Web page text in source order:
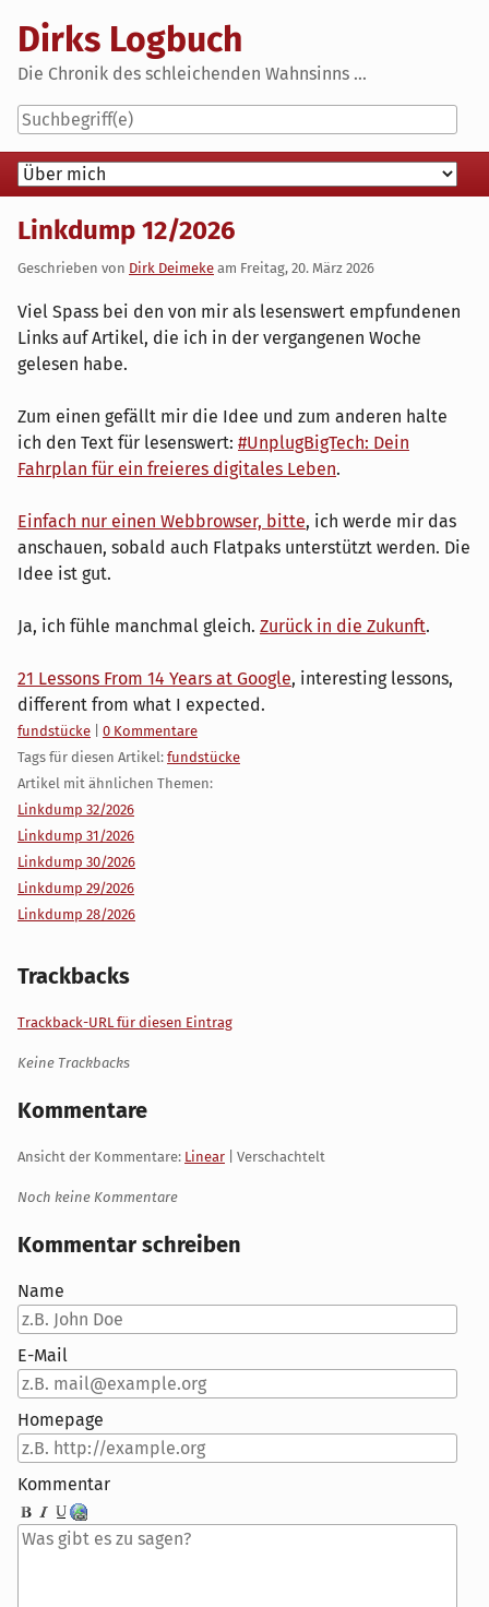
content
Dirks Logbuch
Die Chronik des schleichenden Wahnsinns ...
Navigation
Linkdump 12/2026
Geschrieben von Dirk Deimeke am Freitag, 20. März 2026
Viel Spass bei den von mir als lesenswert empfundenen
Links auf Artikel, die ich in der vergangenen Woche
gelesen habe.
Zum einen gefällt mir die Idee und zum anderen halte
ich den Text für lesenswert: #UnplugBigTech: Dein
Fahrplan für ein freieres digitales Leben.
Einfach nur einen Webbrowser, bitte, ich werde mir das
anschauen, sobald auch Flatpaks unterstützt werden. Die
Idee ist gut.
Ja, ich fühle manchmal gleich. Zurück in die Zukunft.
21 Lessons From 14 Years at Google, interesting lessons,
different from what I expected.
Kategorien:
fundstücke
0 Kommentare
Tags für diesen Artikel: fundstücke
Artikel mit ähnlichen Themen:
Linkdump 32/2026
Linkdump 31/2026
Linkdump 30/2026
Linkdump 29/2026
Linkdump 28/2026
Trackbacks
Trackback-URL für diesen Eintrag
Keine Trackbacks
Kommentare
Ansicht der Kommentare: Linear | Verschachtelt
Noch keine Kommentare
Kommentar schreiben
Name
E-Mail
Homepage
Kommentar